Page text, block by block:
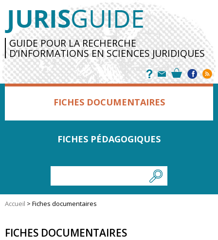
GUIDE POUR LA RECHERCHE
D’INFORMATIONS EN SCIENCES JURIDIQUES
FICHES DOCUMENTAIRES
FICHES PÉDAGOGIQUES
Accueil > Fiches documentaires
FICHES DOCUMENTAIRES